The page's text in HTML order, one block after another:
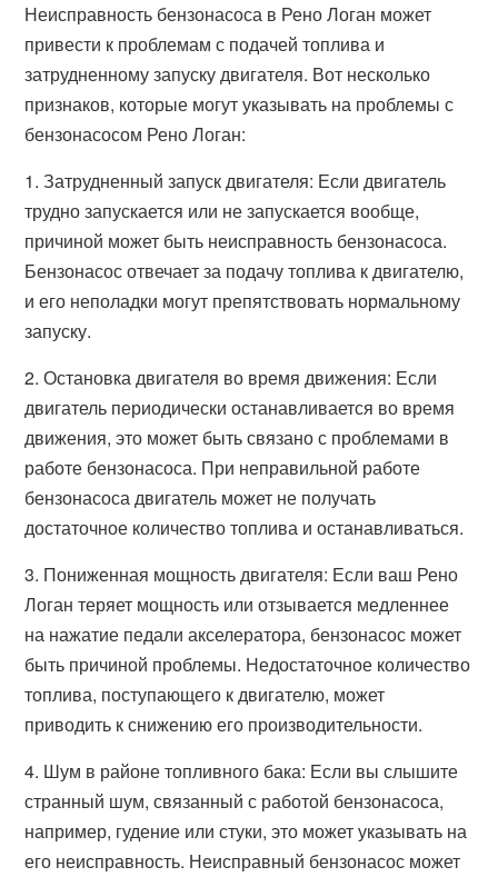
Неисправность бензонасоса в Рено Логан может
привести к проблемам с подачей топлива и
затрудненному запуску двигателя. Вот несколько
признаков, которые могут указывать на проблемы с
бензонасосом Рено Логан:
1. Затрудненный запуск двигателя: Если двигатель
трудно запускается или не запускается вообще,
причиной может быть неисправность бензонасоса.
Бензонасос отвечает за подачу топлива к двигателю,
и его неполадки могут препятствовать нормальному
запуску.
2. Остановка двигателя во время движения: Если
двигатель периодически останавливается во время
движения, это может быть связано с проблемами в
работе бензонасоса. При неправильной работе
бензонасоса двигатель может не получать
достаточное количество топлива и останавливаться.
3. Пониженная мощность двигателя: Если ваш Рено
Логан теряет мощность или отзывается медленнее
на нажатие педали акселератора, бензонасос может
быть причиной проблемы. Недостаточное количество
топлива, поступающего к двигателю, может
приводить к снижению его производительности.
4. Шум в районе топливного бака: Если вы слышите
странный шум, связанный с работой бензонасоса,
например, гудение или стуки, это может указывать на
его неисправность. Неисправный бензонасос может